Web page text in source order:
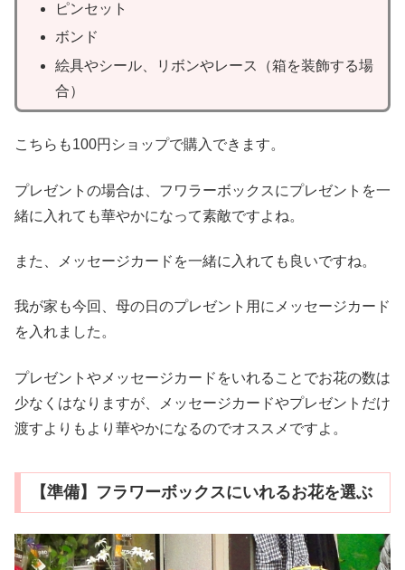
ピンセット
ボンド
絵具やシール、リボンやレース（箱を装飾する場
合）
こちらも100円ショップで購入できます。
プレゼントの場合は、フワラーボックスにプレゼントを一
緒に入れても華やかになって素敵ですよね。
また、メッセージカードを一緒に入れても良いですね。
我が家も今回、母の日のプレゼント用にメッセージカード
を入れました。
プレゼントやメッセージカードをいれることでお花の数は
少なくはなりますが、メッセージカードやプレゼントだけ
渡すよりもより華やかになるのでオススメですよ。
【準備】フラワーボックスにいれるお花を選ぶ